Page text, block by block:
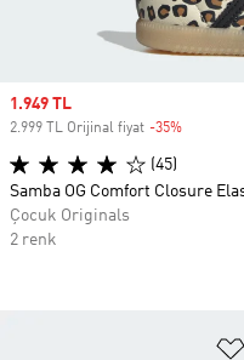
Sale price
1.949 TL
2.999 TL Orijinal fiyat -35%
(45)
Samba OG Comfort Closure
Çocuk Originals
2 renk